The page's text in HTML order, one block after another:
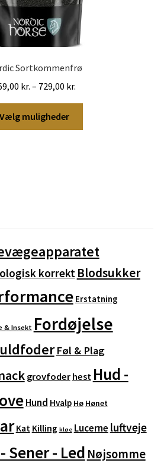
Sortkommenfrø
kr. – 729,00 kr.
169,00 kr.
729,00 kr.
Vælg muligheder
korrekt Blodsukker
Erstatning
& Insekt Fordøjelse
Føl & Plag
grovfoder hest Hud -
Hund Hvalp Hø Hønet
Kat Killing kløe Lucerne luftveje
Sener - Led Nøjsomme